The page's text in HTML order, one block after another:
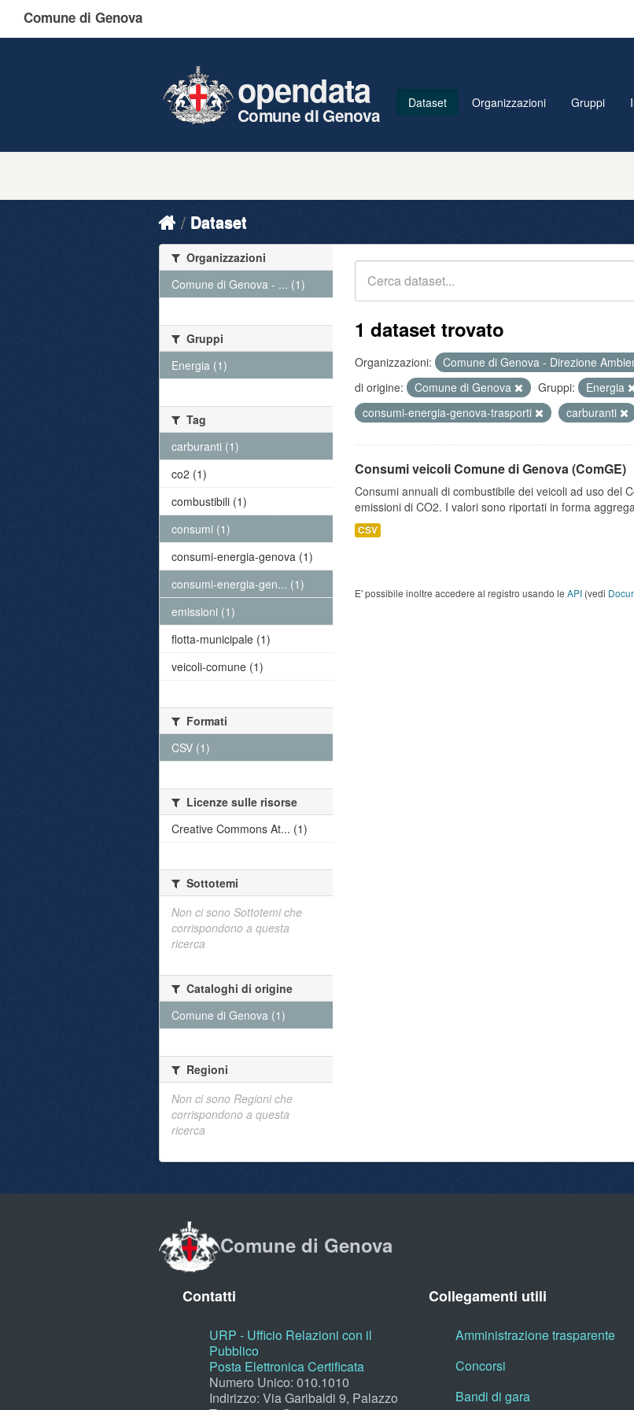
Comune di Genova
opendata
Comune di Genova
Dataset Organizzazioni Gruppi
Dataset
1 dataset trovato
Organizzazioni: Comune di Genova - Direzione
di origine:
Comune di Genova Gruppi: Energia
consumi-energia-genova-trasporti
carburanti
Consumi veicoli Comune di Genova (ComGE)
Consumi annuali di combustibile dei veicoli ad uso del
emissioni di CO2. I valori sono riportati in forma
CSV
E' possibile inoltre accedere al registro usando le API (vedi
Organizzazioni
Comune di Genova - ... (1)
Gruppi
Energia (1)
Tag
carburanti (1)
co2 (1)
combustibili (1)
consumi (1)
consumi-energia-genova (1)
consumi-energia-gen... (1)
emissioni (1)
flotta-municipale (1)
veicoli-comune (1)
Formati
CSV (1)
Licenze sulle risorse
Creative Commons At... (1)
Sottotemi
Non ci sono Sottotemi che
corrispondono a questa
ricerca
Cataloghi di origine
Comune di Genova (1)
Regioni
Non ci sono Regioni che
corrispondono a questa
ricerca
Comune di Genova
Contatti
URP - Ufficio Relazioni con il
Pubblico
Posta Elettronica Certificata
Numero Unico: 010.1010
Indirizzo: Via Garibaldi 9, Palazzo
Collegamenti utili
Amministrazione trasparente
Concorsi
Bandi di gara